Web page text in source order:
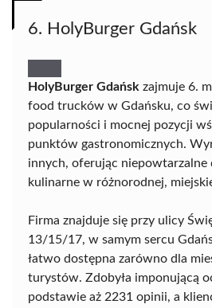
6. HolyBurger Gdańsk
HolyBurger Gdańsk zajmuje 6.
food trucków w Gdańsku, co
popularności i mocnej pozycji
punktów gastronomicznych.
innych, oferując niepowtarzalne
kulinarne w różnorodnej,
Firma znajduje się przy ulicy
13/15/17, w samym sercu
łatwo dostępna zarówno dla
turystów. Zdobyła imponującą
podstawie aż 2231 opinii, a